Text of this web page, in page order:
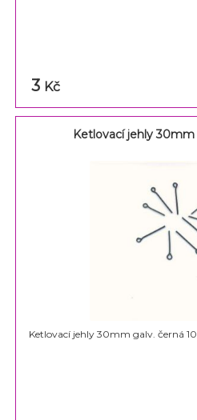
3 Kč
Ketlovací jehly 30mm
Ketlovací jehly 30mm galv. černá